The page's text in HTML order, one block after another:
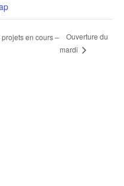
en cours –
Ouverture du
mardi